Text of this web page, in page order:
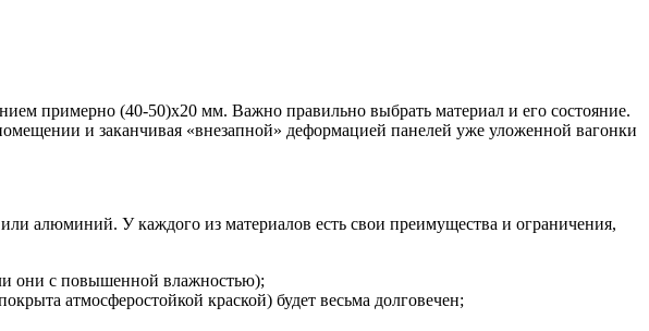
примерно (40-50)х20 мм. Важно правильно выбрать материал и его состояние.
и заканчивая «внезапной» деформацией панелей уже уложенной вагонки
алюминий. У каждого из материалов есть свои преимущества и ограничения,
они с повышенной влажностью);
атмосферостойкой краской) будет весьма долговечен;